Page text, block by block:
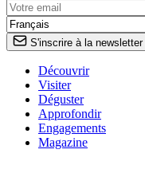
S'inscrire à la
Découvrir
Visiter
Déguster
Approfondir
Engagements
Magazine